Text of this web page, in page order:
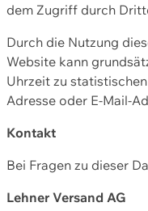
dem Zugriff durch
Durch die Nutzung
Website kann
Uhrzeit zu
Adresse oder E-Mail-
Kontakt
Bei Fragen zu dieser
Lehner Versand AG